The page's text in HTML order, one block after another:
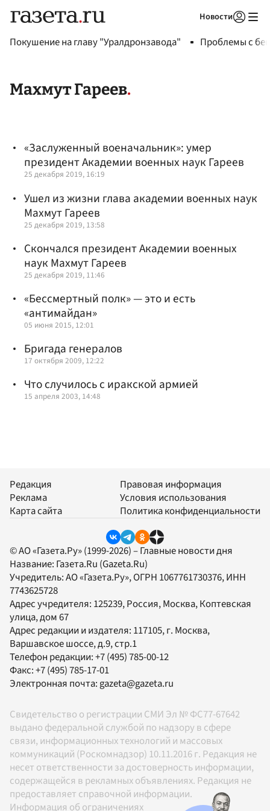
Новости
Покушение на главу "Уралдронзавода" Проблемы с
Махмут Гареев
«Заслуженный военачальник»: умер
президент Академии военных наук Гареев
25 декабря 2019, 16:19
Ушел из жизни глава академии военных наук
Махмут Гареев
25 декабря 2019, 13:58
Скончался президент Академии военных
наук Махмут Гареев
25 декабря 2019, 11:46
«Бессмертный полк» — это и есть
«антимайдан»
05 июня 2015, 12:01
Бригада генералов
17 октября 2009, 12:22
Что случилось с иракской армией
15 апреля 2003, 14:48
Редакция
Реклама
Карта сайта
Правовая информация
Условия использования
Политика конфиденциальности
© АО «Газета.Ру» (1999-2026) – Главные новости дня
Название: Газета.Ru (Gazeta.Ru)
Учредитель:АО «Газета.Ру», ОГРН 1067761730376, ИНН
7743625728
Адрес учредителя: 125239, Россия, Москва, Коптевская
улица, дом 67
Адрес редакции и издателя: 117105, г. Москва,
Варшавское шоссе, д.9, стр.1
Телефон редакции:+7 (495) 785-00-12
Факс:+7 (495) 785-17-01
Электронная почта:gazeta@gazeta.ru
Свидетельство о регистрации СМИ Эл № ФС77-67642
выдано федеральной службой по надзору в сфере
связи, информационных технологий и массовых
коммуникаций (Роскомнадзор) 10.11.2016 г. Редакция не
несет ответственности за достоверность информации,
содержащейся в рекламных объявлениях. Редакция не
предоставляет справочной информации.
Информация об ограничениях